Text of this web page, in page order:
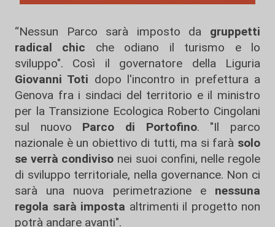
“Nessun Parco sarà imposto da gruppetti
radical chic che odiano il turismo e lo
sviluppo". Così il governatore della Liguria
Giovanni Toti dopo l'incontro in prefettura a
Genova fra i sindaci del territorio e il ministro
per la Transizione Ecologica Roberto Cingolani
sul nuovo Parco di Portofino. "Il parco
nazionale è un obiettivo di tutti, ma si farà solo
se verrà condiviso nei suoi confini, nelle regole
di sviluppo territoriale, nella governance. Non ci
sarà una nuova perimetrazione e nessuna
regola sarà imposta altrimenti il progetto non
potrà andare avanti".